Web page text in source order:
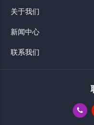
关于我们
新闻中心
联系我们